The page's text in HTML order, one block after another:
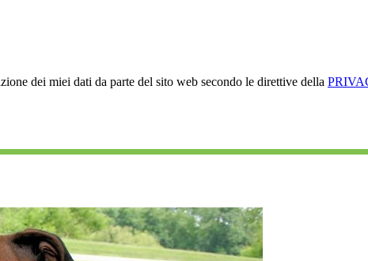
dei miei dati da parte del sito web secondo le direttive della